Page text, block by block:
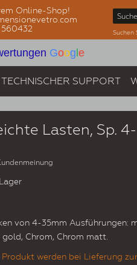
Online-Shop!
560432
Suchen
Goog e
TECHNISCHER SUPPORT
Lasten, Sp. 4-
von 4-35mm Ausführungen:
gold, Chrom, Chrom matt.
werden bei Lieferung zur